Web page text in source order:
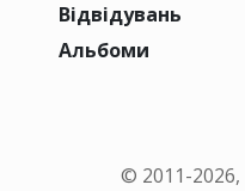
Відвідувань
Альбоми
© 2011-2026,